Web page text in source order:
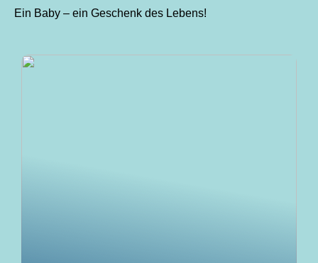
Ein Baby – ein Geschenk des Lebens!